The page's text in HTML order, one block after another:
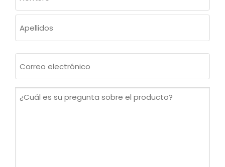
(OBLIGATORIO)
Nombre
electrónico
¿Cuál